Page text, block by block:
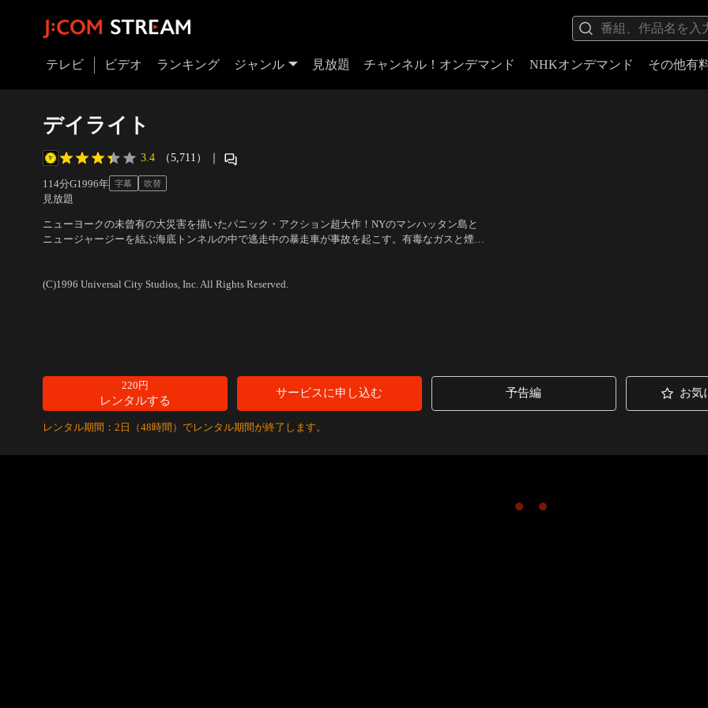
テレビ ビデオ ランキング ジャンル 見放題 チャンネル！オンデマンド NHKオンデマンド その他有
デイライト
3.4 （5,711） ｜
114分G1996年 字幕 吹替
見放題
ニューヨークの未曾有の大災害を描いたパニック・アクション超大作！NYのマンハッタン島と
ニュージャージーを結ぶ海底トンネルの中で逃走中の暴走車が事故を起こす。有毒なガスと煙が
(C)1996 Universal City Studios, Inc. All Rights Reserved.
220円
レンタルする
サービスに申し込む 予告編 お気
レンタル期間：2日（48時間）でレンタル期間が終了します。